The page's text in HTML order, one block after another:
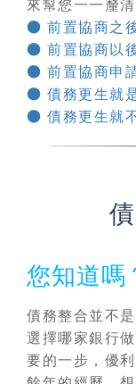
來幫您一一釐清
● 前置協商之
● 前置協商以
● 前置協商申
● 債務更生就
● 債務更生就
您知道嗎
債務整合並不
選擇哪家銀行
要的一步 ，優